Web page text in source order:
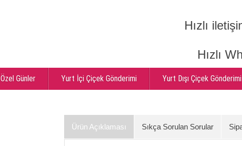
Hızlı
Hızlı
Özel Günler Yurt İçi Çiçek Gönderimi Yurt Dışı Çiçek Gönderimi
Ürün Açıklaması Sıkça Sorulan Sorular